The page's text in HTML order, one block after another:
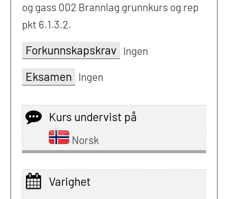
og gass 002 Brannlag grunnkurs og rep
pkt 6.1.3.2.
Forkunnskapskrav Ingen
Eksamen Ingen
Kurs undervist på
Norsk
Varighet